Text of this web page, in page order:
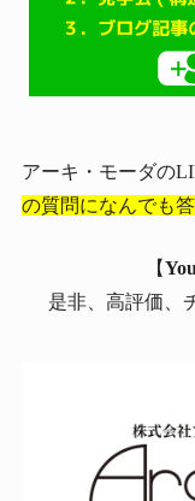
アーキ・モーダの
の質問になんでも答
【
是非、高評価、